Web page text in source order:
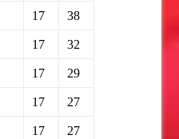
17 38
17 32
17 29
17 27
17 27